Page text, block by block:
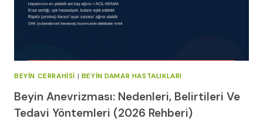
YAKLAŞIMLARI
BEYIN CERRAHISI | BEYIN DAMAR HASTALIKLARI
Beyin Anevrizması: Nedenleri, Belirtileri Ve
Tedavi Yöntemleri (2026 Rehberi)